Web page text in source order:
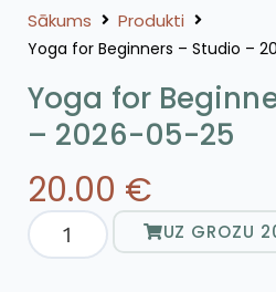
Sākums Produkti
Yoga for Beginners – Studio –
Yoga for
– 2026-05-25
20.00 €
UZ GROZU